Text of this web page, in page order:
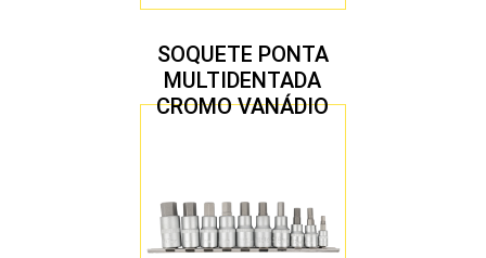
SOQUETE PONTA
MULTIDENTADA
CROMO VANÁDIO